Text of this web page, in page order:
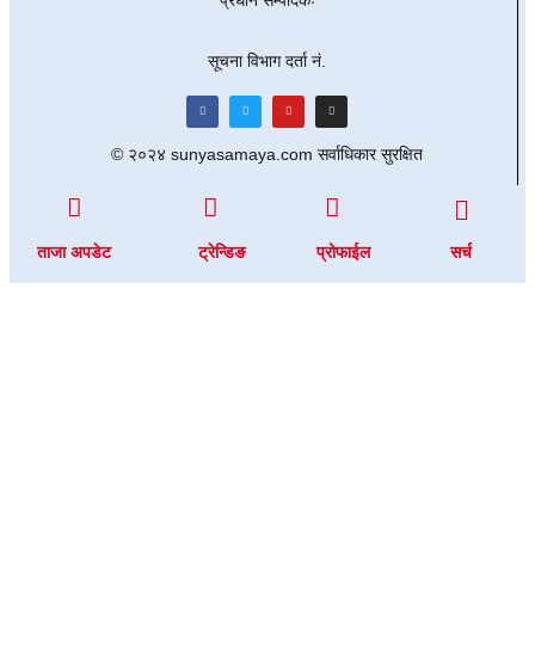
सूचना विभाग दर्ता नं.
© २०२४ sunyasamaya.com सर्वाधिकार सुरक्षित
ताजा अपडेट ट्रेन्डिङ प्रोफाईल सर्च